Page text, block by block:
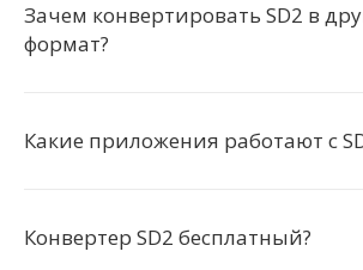
Зачем конвертировать SD2 в
формат?
Какие приложения работают с
Конвертер SD2 бесплатный?